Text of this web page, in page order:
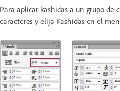
Para aplicar kashidas a un grupo de
caracteres y elija Kashidas en el